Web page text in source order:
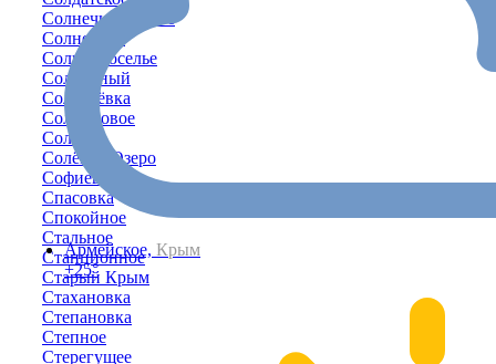
Армейское, Крым
+25°
Солнечногорское
Солнечное
Солнечноселье
Солнечный
Соловьёвка
Солонцовое
Соляное
Солёное Озеро
Софиевка
Спасовка
Спокойное
Стальное
Станционное
Старый Крым
Стахановка
Степановка
Степное
Стерегущее